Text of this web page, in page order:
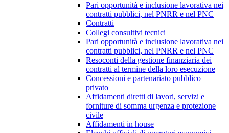
Pari opportunità e inclusione lavorativa nei
contratti pubblici, nel PNRR e nel PNC
Contratti
Collegi consultivi tecnici
Pari opportunità e inclusione lavorativa nei
contratti pubblici, nel PNRR e nel PNC
Resoconti della gestione finanziaria dei
contratti al termine della loro esecuzione
Concessioni e partenariato pubblico
privato
Affidamenti diretti di lavori, servizi e
forniture di somma urgenza e protezione
civile
Affidamenti in house